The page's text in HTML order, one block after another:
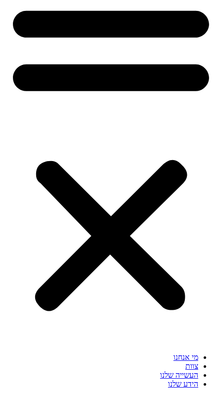
מי אנחנו
צוות
העשייה שלנו
הידע שלנו